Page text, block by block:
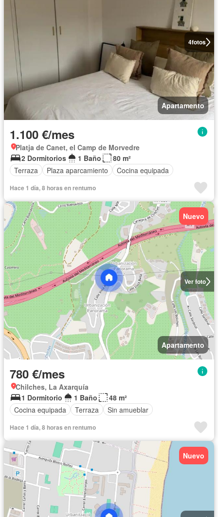
4fotos
Apartamento
1.100 €/mes
Platja de Canet, el Camp de Morvedre
2 Dormitorios
1 Baño
80 m²
Terraza
Plaza aparcamiento Cocina equipada
Hace 1 día, 8 horas en rentumo
Ver foto
Nuevo
Apartamento
780 €/mes
Chilches, La Axarquía
1 Dormitorio
1 Baño
48 m²
Cocina equipada
Terraza Sin amueblar
Hace 1 día, 8 horas en rentumo
Nuevo